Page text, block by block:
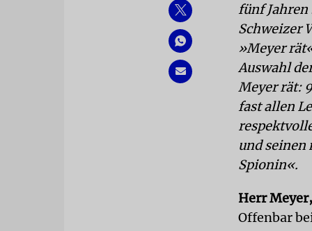
fünf
Schweizer
»Meyer
Auswahl
Meyer rät:
fast allen
und seinen
Spionin«.
Herr
Offenbar